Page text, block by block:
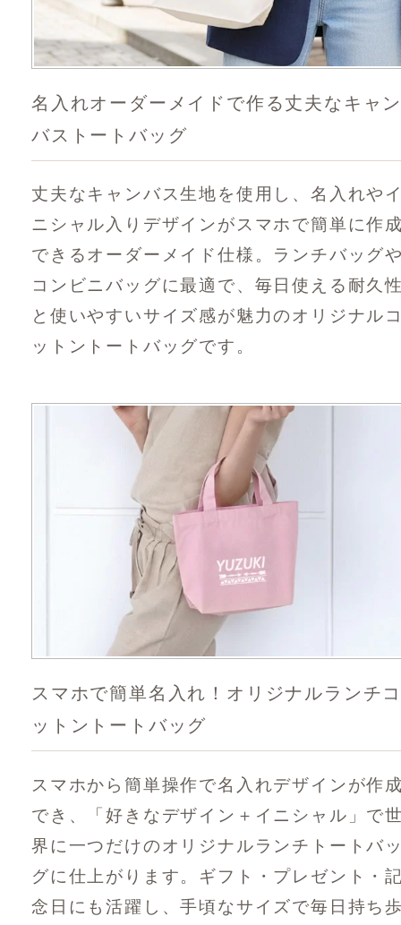
名入れオーダーメイドで作る丈夫なキャ
バストートバッグ
丈夫なキャンバス生地を使用し、名入れや
ニシャル入りデザインがスマホで簡単に作
できるオーダーメイド仕様。ランチバッグ
コンビニバッグに最適で、毎日使える耐久
と使いやすいサイズ感が魅力のオリジナル
ットントートバッグです。
スマホで簡単名入れ！オリジナルランチ
ットントートバッグ
スマホから簡単操作で名入れデザインが作
でき、「好きなデザイン＋イニシャル」で
界に一つだけのオリジナルランチトートバ
グに仕上がります。ギフト・プレゼント・
念日にも活躍し、手頃なサイズで毎日持ち